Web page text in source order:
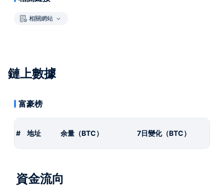
相關網站
鏈上數據
富豪榜
# 地址 余量（BTC） 7日變化（BTC）
資金流向